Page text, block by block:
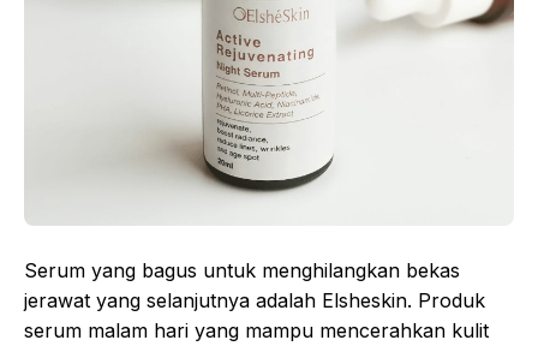
Serum yang bagus untuk menghilangkan bekas
jerawat yang selanjutnya adalah Elsheskin. Produk
serum malam hari yang mampu mencerahkan kulit